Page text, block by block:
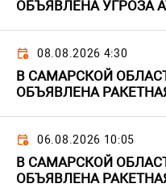
ОБЪЯВЛЕНА УГРОЗА
08.08.2026 4:30
В САМАРСКОЙ
ОБЪЯВЛЕНА
06.08.2026 10:05
В САМАРСКОЙ
ОБЪЯВЛЕНА